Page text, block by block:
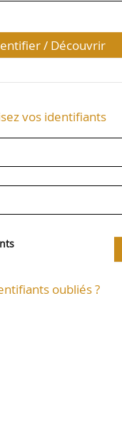
/ Découvrir
vos identifiants
oubliés ?